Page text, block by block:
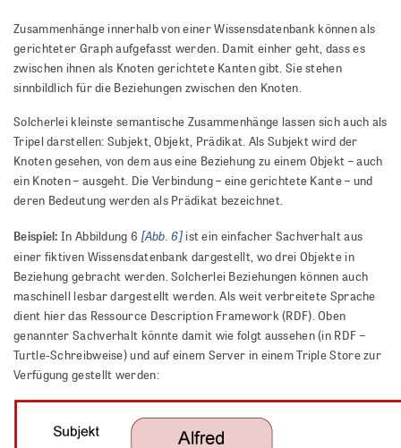
Zusammenhänge innerhalb von einer Wissensdatenbank können als
gerichteter Graph aufgefasst werden. Damit einher geht, dass es
zwischen ihnen als Knoten gerichtete Kanten gibt. Sie stehen
sinnbildlich für die Beziehungen zwischen den Knoten.
Solcherlei kleinste semantische Zusammenhänge lassen sich auch als
Tripel darstellen: Subjekt, Objekt, Prädikat. Als Subjekt wird der
Knoten gesehen, von dem aus eine Beziehung zu einem Objekt – auch
ein Knoten – ausgeht. Die Verbindung – eine gerichtete Kante – und
deren Bedeutung werden als Prädikat bezeichnet.
Beispiel: In Abbildung 6 [Abb. 6]ist ein einfacher Sachverhalt aus
einer fiktiven Wissensdatenbank dargestellt, wo drei Objekte in
Beziehung gebracht werden. Solcherlei Beziehungen können auch
maschinell lesbar dargestellt werden. Als weit verbreitete Sprache
dient hier das Ressource Description Framework (RDF). Oben
genannter Sachverhalt könnte damit wie folgt aussehen (in RDF –
Turtle-Schreibweise) und auf einem Server in einem Triple Store zur
Verfügung gestellt werden: